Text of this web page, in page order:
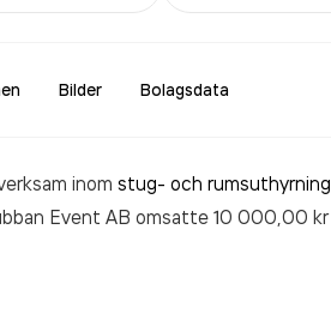
Bilder Bolagsdata
inom stug- och rumsuthyrning
Event AB omsatte 10 000,00 kr